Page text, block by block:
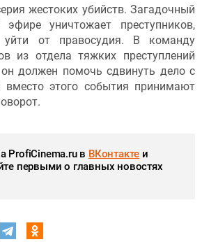
жестоких убийств. Загадочный
уничтожает преступников,
уйти от правосудия. В команду
из отдела тяжких преступлений
должен помочь сдвинуть дело с
этого события принимают
ProfiCinema.ru в ВКонтакте и
первыми о главных новостях